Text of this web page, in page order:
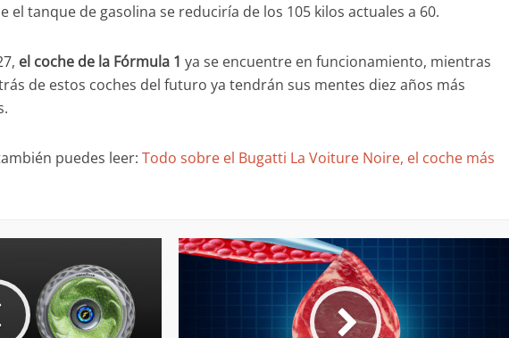
el tanque de gasolina se reduciría de los 105 kilos actuales a 60.
el coche de la Fórmula 1 ya se encuentre en funcionamiento, mientras
de estos coches del futuro ya tendrán sus mentes diez años más
puedes leer: Todo sobre el Bugatti La Voiture Noire, el coche más